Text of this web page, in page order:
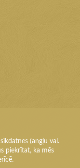
(angļu val.
piekrītat, ka mēs